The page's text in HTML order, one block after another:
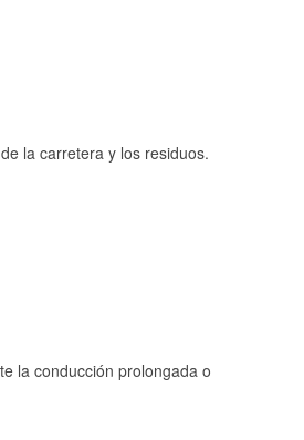
la carretera y los residuos.
la conducción prolongada o